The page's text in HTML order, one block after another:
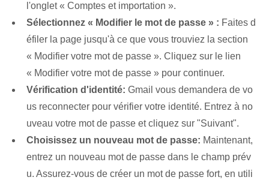
l'onglet « Comptes et importation ».
Sélectionnez « Modifier le mot de passe » : Faites d
éfiler la page jusqu'à ce que vous trouviez la section
« Modifier votre mot de passe ». Cliquez sur le lien
« Modifier votre mot de passe » pour continuer.
Vérification d'identité: Gmail vous demandera de vo
us reconnecter pour vérifier votre identité. Entrez à no
uveau votre mot de passe et cliquez sur "Suivant".
Choisissez un nouveau mot de passe: Maintenant,
entrez un nouveau mot de passe dans le champ prév
u. Assurez-vous de créer un mot de passe fort, en utili